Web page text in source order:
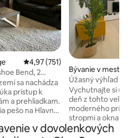
Priemerné ohodnotenie 4,97 z
4,97 (751)
Bend, 2
sa nachádza
prístup k
a prehliadkam.
pešo na Hlavnú
dostatkom
Bývanie v meste
Úžasný výhľad od
slnka!
Vychutnajte si
deň z tohto
moderného
stropmi a oknami
vychutnajte
v dovolenkových